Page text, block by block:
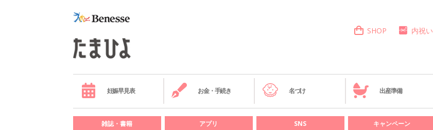
SHOP 内祝い
妊娠早見表 お金・手続き 名づけ 出産準備
雑誌・書籍 アプリ SNS キャンペーン